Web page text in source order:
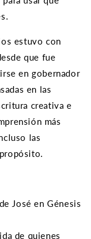
estuvo con
que fue
en gobernador
en las
creativa e
más
las
José en Génesis
de quienes